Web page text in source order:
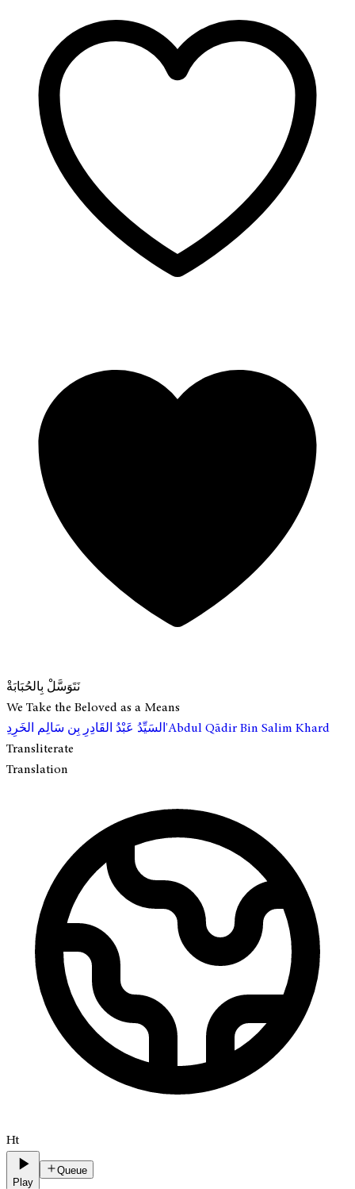
نَتَوَسَّلْ بِالحُبَابَةْ
We Take the Beloved as a Means
السَيِّدُ عَبْدُ القَادِرِ بِن سَالِم الخَرِدِ'Abdul Qādir Bin Salim Khard
Transliterate
Translation
Ht
Play
Queue